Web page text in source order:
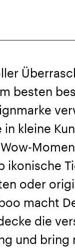
besten
kleine
ikonische
oder
macht
die
und bring